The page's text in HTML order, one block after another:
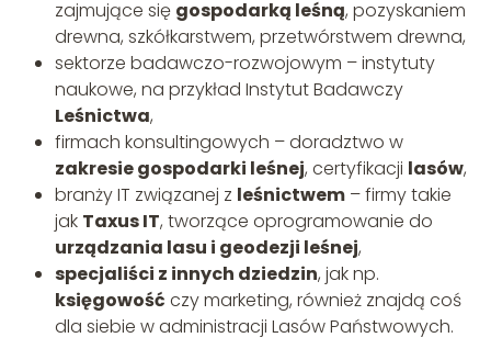
zajmujące się gospodarką leśną, pozyskaniem
drewna, szkółkarstwem, przetwórstwem drewna,
sektorze badawczo-rozwojowym – instytuty
naukowe, na przykład Instytut Badawczy
Leśnictwa,
firmach konsultingowych – doradztwo w
zakresie gospodarki leśnej, certyfikacji lasów,
branży IT związanej z leśnictwem– firmy takie
jak Taxus IT, tworzące oprogramowanie do
urządzania lasu i geodezji leśnej,
specjaliści z innych dziedzin, jak np.
księgowość czy marketing, również znajdą coś
dla siebie w administracji Lasów Państwowych.